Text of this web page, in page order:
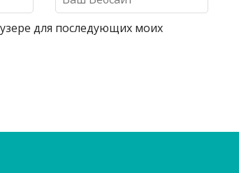
для последующих моих